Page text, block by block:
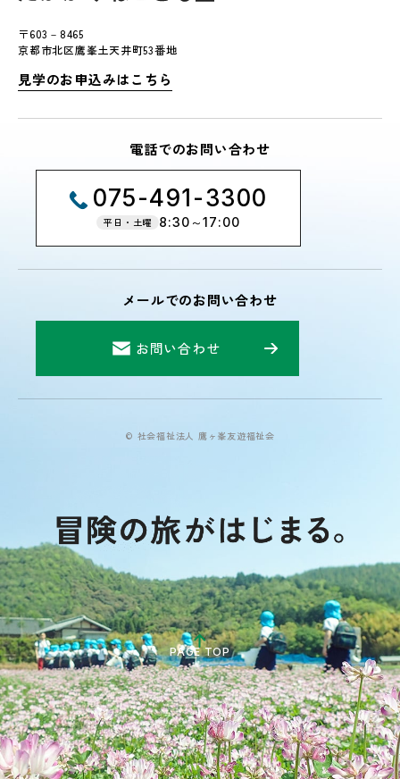
〒603－8465
京都市北区鷹峯土天井町53番地
見学のお申込みはこちら
電話でのお問い合わせ
075-491-3300
平日・土曜 8:30～17:00
メールでのお問い合わせ
お問い合わせ
© 社会福祉法人 鷹ヶ峯友遊福祉会
PAGE TOP